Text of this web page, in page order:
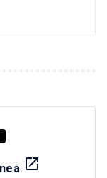
launch